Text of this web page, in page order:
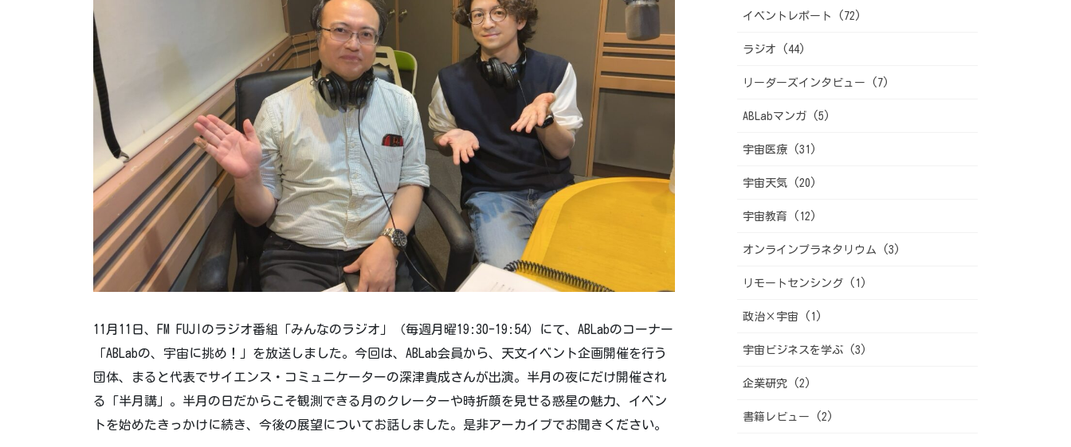
11月11日、FM FUJIのラジオ番組「みんなのラジオ」（毎週月曜19:30-19:54）にて、ABLabのコーナー
「ABLabの、宇宙に挑め！」を放送しました。今回は、ABLab会員から、天文イベント企画開催を行う
団体、まると代表でサイエンス・コミュニケーターの深津貴成さんが出演。半月の夜にだけ開催され
る「半月講」。半月の日だからこそ観測できる月のクレーターや時折顔を見せる惑星の魅力、イベン
トを始めたきっかけに続き、今後の展望についてお話しました。是非アーカイブでお聞きください。
イベントレポート (72)
ラジオ (44)
リーダーズインタビュー (7)
ABLabマンガ (5)
宇宙医療 (31)
宇宙天気 (20)
宇宙教育 (12)
オンラインプラネタリウム (3)
リモートセンシング (1)
政治×宇宙 (1)
宇宙ビジネスを学ぶ (3)
企業研究 (2)
書籍レビュー (2)